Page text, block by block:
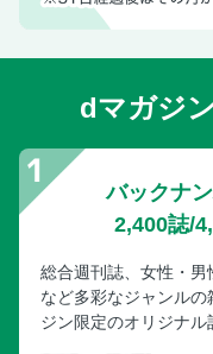
dマガジ
バックナ
2,400誌/
総合週刊誌、女性・
など多彩なジャンル
ジン限定のオリジナル